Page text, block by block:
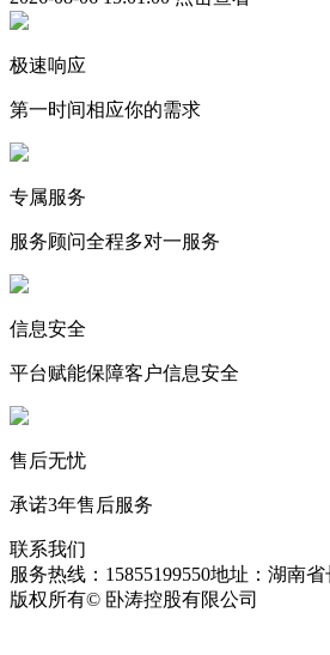
极速响应
第一时间相应你的需求
专属服务
服务顾问全程多对一服务
信息安全
平台赋能保障客户信息安全
售后无忧
承诺3年售后服务
联系我们
服务热线：15855199550地址：湖南省
版权所有© 卧涛控股有限公司